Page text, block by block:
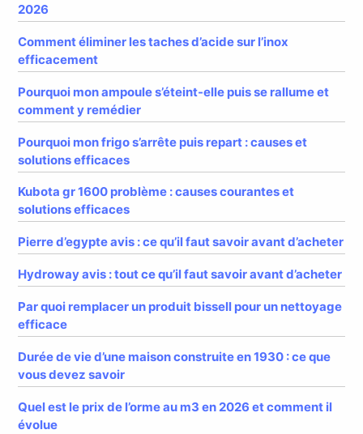
2026
Comment éliminer les taches d’acide sur l’inox
efficacement
Pourquoi mon ampoule s’éteint-elle puis se rallume et
comment y remédier
Pourquoi mon frigo s’arrête puis repart : causes et
solutions efficaces
Kubota gr 1600 problème : causes courantes et
solutions efficaces
Pierre d’egypte avis : ce qu’il faut savoir avant d’acheter
Hydroway avis : tout ce qu’il faut savoir avant d’acheter
Par quoi remplacer un produit bissell pour un nettoyage
efficace
Durée de vie d’une maison construite en 1930 : ce que
vous devez savoir
Quel est le prix de l’orme au m3 en 2026 et comment il
évolue